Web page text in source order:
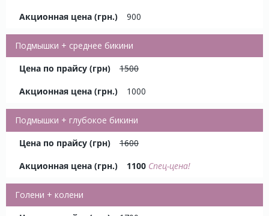
900
Подмышки + среднее бикини
1500
1000
Подмышки + глубокое бикини
1600
1100 Спец-цена!
Голени + колени